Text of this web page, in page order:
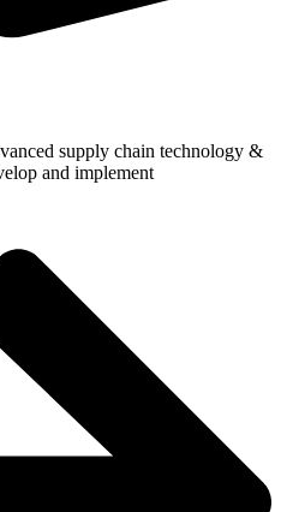
supply chain technology &
and implement